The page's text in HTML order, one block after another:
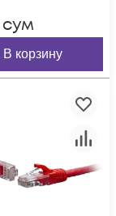
сум
В корзину